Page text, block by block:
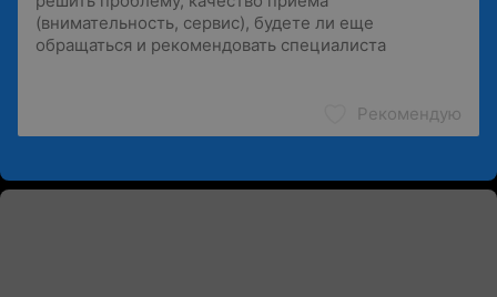
Рекомендую